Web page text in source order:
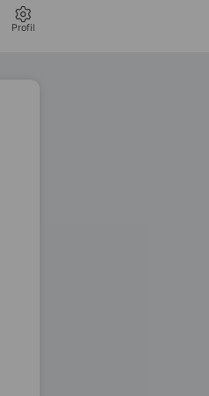
Profil